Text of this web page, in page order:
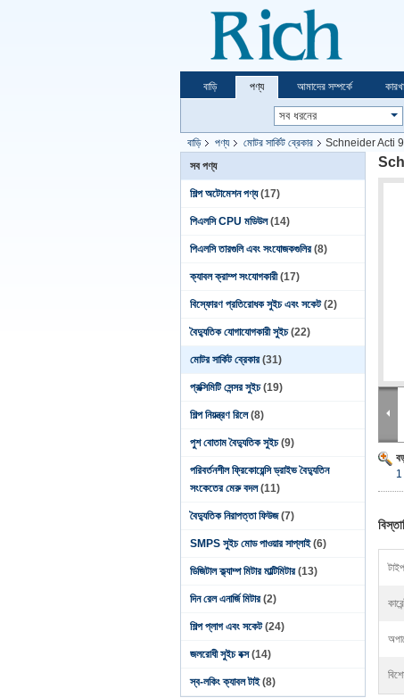
বাড়ি পণ্য আমাদের সম্পর্কে
বাড়ি পণ্য মোটর সার্কিট ব্রেকার
Schneider Acti 9
সব পণ্য
শিল্প অটোমেশন পণ্য (17)
পিএলসি CPU মডিউল (14)
পিএলসি তারগুলি এবং সংযোজকগুলির (8)
ক্যাবল ক্রাম্প সংযোগকারী (17)
বিস্ফোরণ প্রতিরোধক সুইচ এবং সকেট (2)
বৈদ্যুতিক যোগাযোগকারী সুইচ (22)
মোটর সার্কিট ব্রেকার (31)
প্রক্সিমিটি সেন্সর সুইচ (19)
শিল্প নিয়ন্ত্রণ রিলে (8)
পুশ বোতাম বৈদ্যুতিক সুইচ (9)
পরিবর্তনশীল ফ্রিকোয়েন্সি ড্রাইভ বৈদ্যুতিন
সংকেতের মেরু বদল (11)
বৈদ্যুতিক নিরাপত্তা ফিউজ (7)
SMPS সুইচ মোড পাওয়ার সাপ্লাই (6)
ডিজিটাল ক্ল্যাম্প মিটার মাল্টিমিটার (13)
দিন রেল এনার্জি মিটার (2)
শিল্প প্লাগ এবং সকেট (24)
জলরোধী সুইচ বক্স (14)
স্ব-লকিং ক্যাবল টাই (8)
1